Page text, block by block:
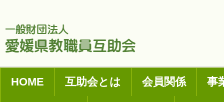
HOME 互助会とは 会員関係 事